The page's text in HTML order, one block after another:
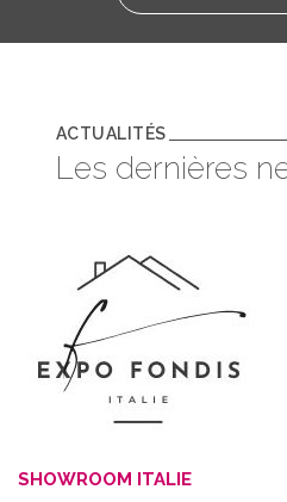
ACTUALITÉS
Les dernières
SHOWROOM ITALIE